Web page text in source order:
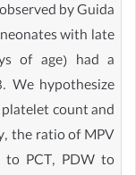
by Guida
with late
of age) had a
We hypothesize
count and
the ratio of MPV
PCT, PDW to